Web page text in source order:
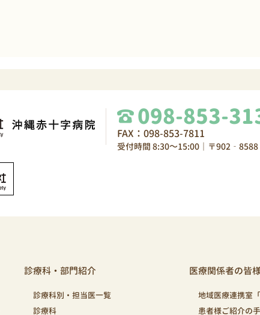
098-853-
FAX：098-853-7811
受付時間 8:30～15:00｜〒
診療科・部門紹介
診療科別・担当医一覧
診療科
医療関係者の皆
地域医療連携室
患者様ご紹介の